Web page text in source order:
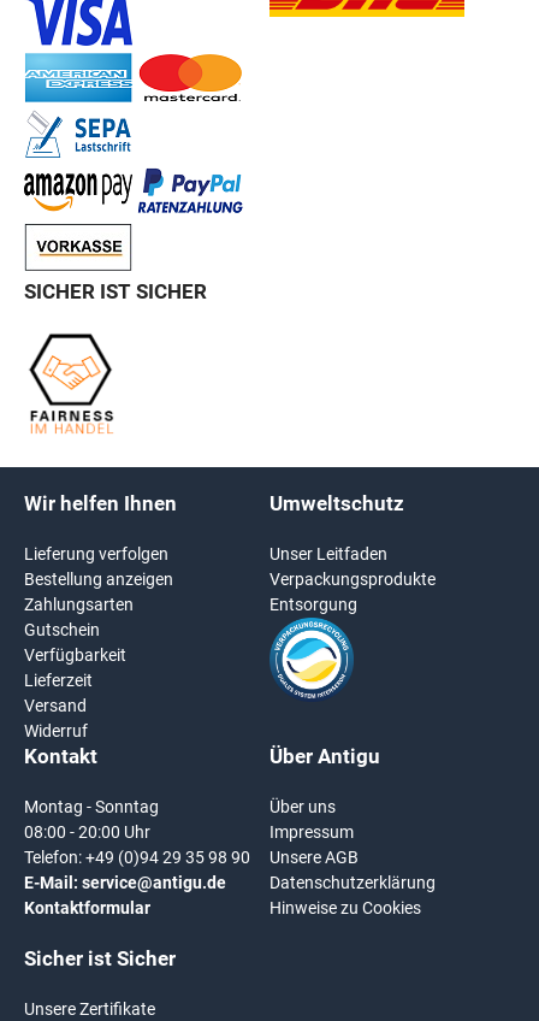
SICHER IST SICHER
Wir helfen Ihnen
Lieferung verfolgen
Bestellung anzeigen
Zahlungsarten
Gutschein
Verfügbarkeit
Lieferzeit
Versand
Widerruf
Umweltschutz
Unser Leitfaden
Verpackungsprodukte
Entsorgung
Kontakt
Montag - Sonntag
08:00 - 20:00 Uhr
Telefon:+49 (0)94 29 35 98 90
E-Mail: service@antigu.de
Kontaktformular
Sicher ist Sicher
Unsere Zertifikate
Über Antigu
Über uns
Impressum
Unsere AGB
Datenschutzerklärung
Hinweise zu Cookies